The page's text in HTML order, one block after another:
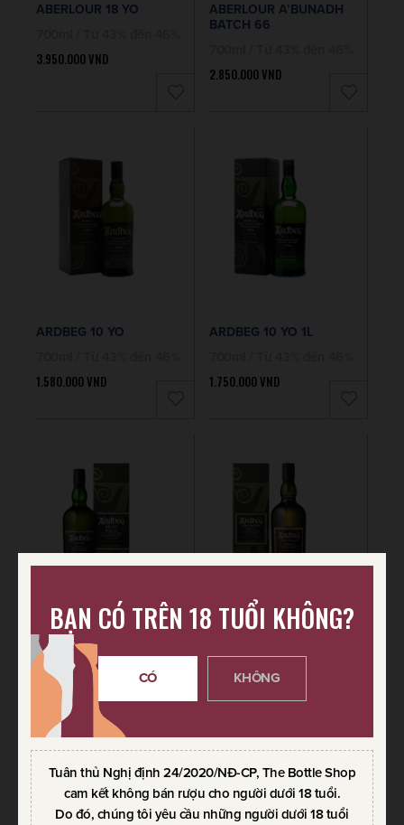
BẠN CÓ TRÊN 18 TUỔI KHÔNG?
CÓ KHÔNG
Tuân thủ Nghị định 24/2020/NĐ-CP, The Bottle Shop
cam kết không bán rượu cho người dưới 18 tuổi.
Do đó, chúng tôi yêu cầu những người dưới 18 tuổi
ABERLOUR 18 YO
3.950.000VND
ABERLOUR A’BUNADH
BATCH 66
2.850.000VND
ARDBEG 10 YO
1.580.000VND
ARDBEG 10 YO 1L
1.750.000VND
ARDBEG AN OA
700ml / Từ 43% đến 46%
1.650.000 VND
CORRYVRECKAN 57.1%